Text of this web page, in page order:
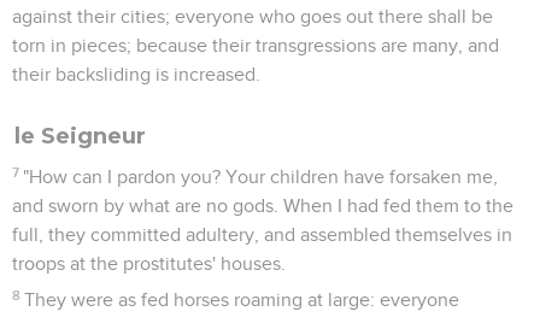
against their cities; everyone who goes out there shall be
torn in pieces; because their transgressions are many, and
their backsliding is increased.
le Seigneur
7 "How can I pardon you? Your children have forsaken me,
and sworn by what are no gods. When I had fed them to the
full, they committed adultery, and assembled themselves in
troops at the prostitutes' houses.
8 They were as fed horses roaming at large: everyone